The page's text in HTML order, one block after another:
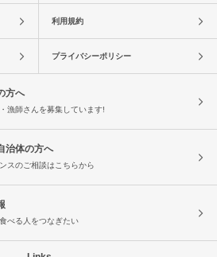
利用規約
プライバシーポリシー
方へ
漁師さんを募集しています!
治体の方へ
スのご相談はこちらから
べる人をつなぎたい